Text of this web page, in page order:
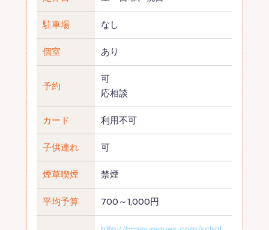
駐車場 なし
個室 あり
予約
可
応相談
カード 利用不可
子供連れ 可
煙草喫煙 禁煙
平均予算 700～1,000円